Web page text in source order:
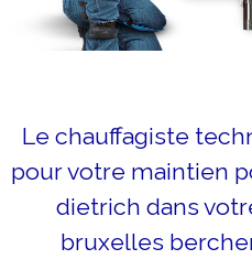
Le chauffagiste
pour votre maintien
dietrich dans
bruxelles